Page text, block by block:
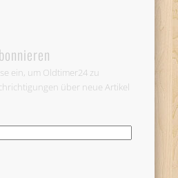
ein, um Oldtimer24 zu
über neue Artikel